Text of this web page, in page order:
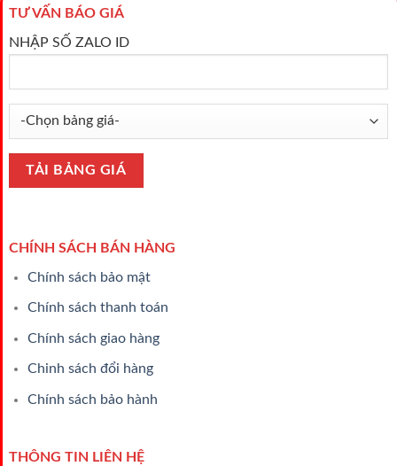
TƯ VẤN BÁO GIÁ
NHẬP SỐ ZALO ID
CHÍNH SÁCH BÁN HÀNG
Chính sách bảo mật
Chính sách thanh toán
Chính sách giao hàng
Chinh sách đổi hàng
Chính sách bảo hành
THÔNG TIN LIÊN HỆ